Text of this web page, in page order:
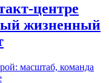
центре
жизненный